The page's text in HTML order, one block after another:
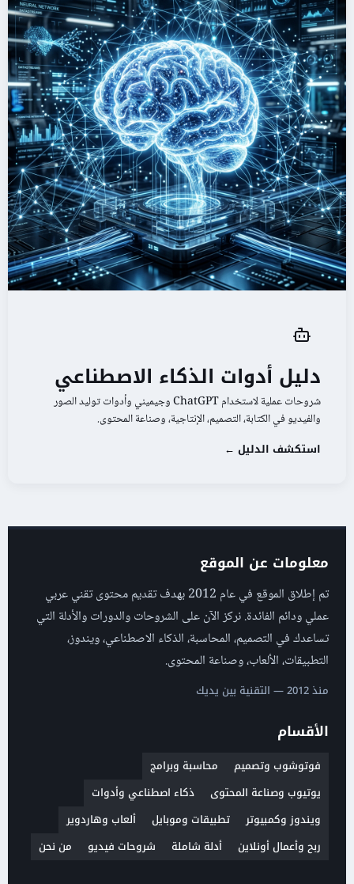
دليل أدوات الذكاء الاصطناعي
شروحات عملية لاستخدام ChatGPT وجيميني وأدوات توليد الصور
والفيديو في الكتابة، التصميم، الإنتاجية، وصناعة المحتوى.
استكشف الدليل ←
معلومات عن الموقع
تم إطلاق الموقع في عام 2012 بهدف تقديم محتوى تقني عربي
عملي ودائم الفائدة. نركز الآن على الشروحات والدورات والأدلة التي
تساعدك في التصميم، المحاسبة، الذكاء الاصطناعي، ويندوز،
التطبيقات، الألعاب، وصناعة المحتوى.
منذ 2012 — التقنية بين يديك
الأقسام
فوتوشوب وتصميم
محاسبة وبرامج
يوتيوب وصناعة المحتوى
ذكاء اصطناعي وأدوات
ويندوز وكمبيوتر
تطبيقات وموبايل
ألعاب وهاردوير
ربح وأعمال أونلاين
أدلة شاملة شروحات فيديو من نحن